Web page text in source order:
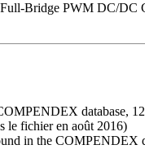
Bridge PWM DC/DC
database,
le fichier en août 2016)
in the COMPENDEX